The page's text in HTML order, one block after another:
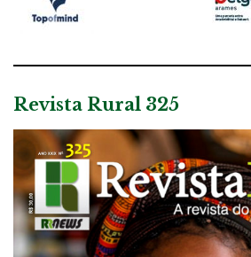
Revista Rural 325